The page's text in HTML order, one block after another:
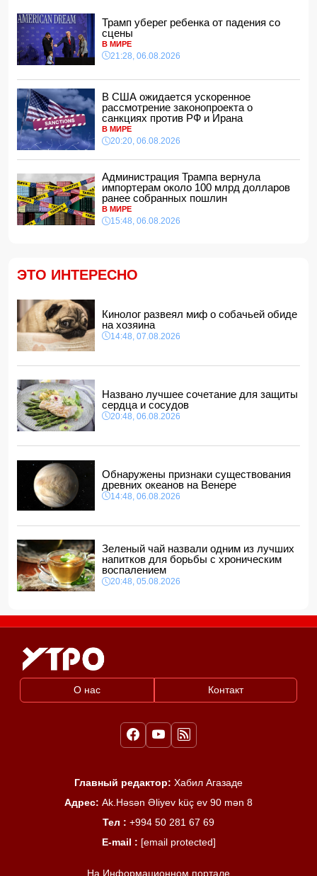
человека
12:12, 07.08.2026
Макгрегор заявил о начале подготовки к возвращению в
октагон
Опасный вирус приближается к границе Турции
11:48, 07.08.2026
Женщина попала за решетку из-за необычного имени
ребенка
11:40, 07.08.2026
11:34, 07.08.2026
Известная актриса обратилась к Эрдогану: «Я не могу
спать по ночам»
11:32, 07.08.2026
ВС РФ поразили три судна с грузами для ВСУ в Черном
11:28, 07.08.2026
Во Флориде мужчина поймал 96 питонов и выиграл 10
тысяч долларов
11:24, 07.08.2026
Том Холланд и Зендея тайно поженились
Трамп уберег ребенка от падения со
сцены
В МИРЕ
21:28, 06.08.2026
В США ожидается ускоренное
рассмотрение законопроекта о
санкциях против РФ и Ирана
В МИРЕ
20:20, 06.08.2026
Администрация Трампа вернула
импортерам около 100 млрд долларов
ранее собранных пошлин
В МИРЕ
15:48, 06.08.2026
ЭТО ИНТЕРЕСНО
Кинолог развеял миф о собачьей обиде
на хозяина
14:48, 07.08.2026
Названо лучшее сочетание для защиты
сердца и сосудов
20:48, 06.08.2026
Обнаружены признаки существования
древних океанов на Венере
14:48, 06.08.2026
Зеленый чай назвали одним из лучших
напитков для борьбы с хроническим
воспалением
20:48, 05.08.2026
О нас Контакт
Главный редактор: Хабил Агазаде
Адрес: Ak.Həsən Əliyev küç ev 90 mən 8
Тел : +994 50 281 67 69
E-mail : [email protected]
На Информационном портале